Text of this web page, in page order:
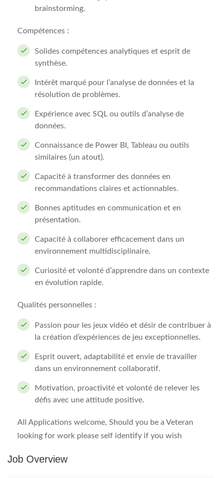
brainstorming.
Compétences :
Solides compétences analytiques et esprit de
synthèse.
Intérêt marqué pour l’analyse de données et la
résolution de problèmes.
Expérience avec SQL ou outils d’analyse de
données.
Connaissance de Power BI, Tableau ou outils
similaires (un atout).
Capacité à transformer des données en
recommandations claires et actionnables.
Bonnes aptitudes en communication et en
présentation.
Capacité à collaborer efficacement dans un
environnement multidisciplinaire.
Curiosité et volonté d’apprendre dans un contexte
en évolution rapide.
Qualités personnelles :
Passion pour les jeux vidéo et désir de contribuer à
la création d’expériences de jeu exceptionnelles.
Esprit ouvert, adaptabilité et envie de travailler
dans un environnement collaboratif.
Motivation, proactivité et volonté de relever les
défis avec une attitude positive.
All Applications welcome, Should you be a Veteran
looking for work please self identify if you wish
Job Overview